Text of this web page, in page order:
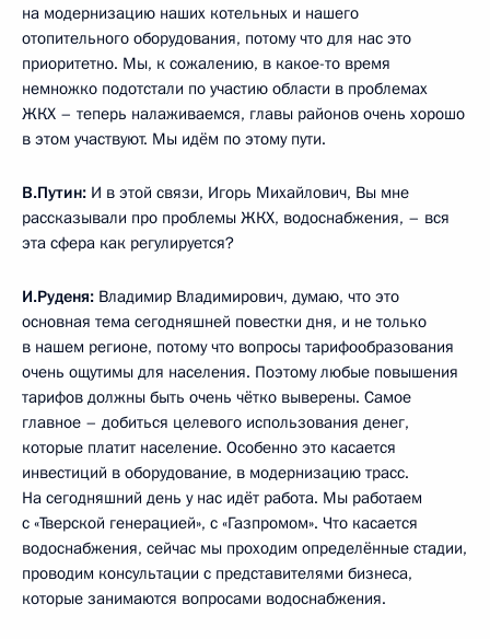
на модернизацию наших котельных и нашего
отопительного оборудования, потому что для нас это
приоритетно. Мы, к сожалению, в какое-то время
немножко подотстали по участию области в проблемах
ЖКХ – теперь налаживаемся, главы районов очень хорошо
в этом участвуют. Мы идём по этому пути.
В.Путин: И в этой связи, Игорь Михайлович, Вы мне
рассказывали про проблемы ЖКХ, водоснабжения, – вся
эта сфера как регулируется?
И.Руденя: Владимир Владимирович, думаю, что это
основная тема сегодняшней повестки дня, и не только
в нашем регионе, потому что вопросы тарифообразования
очень ощутимы для населения. Поэтому любые повышения
тарифов должны быть очень чётко выверены. Самое
главное – добиться целевого использования денег,
которые платит население. Особенно это касается
инвестиций в оборудование, в модернизацию трасс.
На сегодняшний день у нас идёт работа. Мы работаем
с «Тверской генерацией», с «Газпромом». Что касается
водоснабжения, сейчас мы проходим определённые стадии,
проводим консультации с представителями бизнеса,
которые занимаются вопросами водоснабжения.